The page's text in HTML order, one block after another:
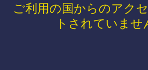
ご利用の国からのアク
トされていませ